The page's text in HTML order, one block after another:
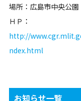
場所：広島市中央公園
ＨＰ：
http://
ndex.html
お知らせ一覧